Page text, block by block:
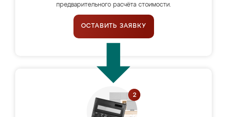
предварительного расчёта стоимости.
ОСТАВИТЬ ЗАЯВКУ